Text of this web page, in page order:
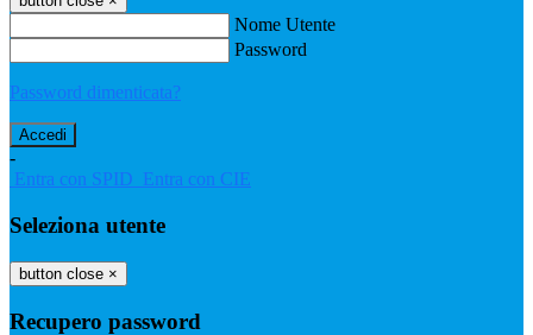
Nome Utente
Password
Password dimenticata?
-
Entra con SPID Entra con CIE
Seleziona utente
button close ×
Recupero password